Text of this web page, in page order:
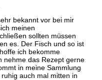
bekannt vor bei mir
meinen
sollten müssen
es. Der Fisch und so ist
ich bekomme
nehme das Rezept gerne
in meine Sammlung
auch mal mitten in